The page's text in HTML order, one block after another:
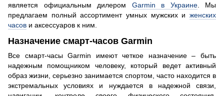
является официальным дилером Garmin в Украине. Мы
предлагаем полный ассортимент умных мужских и женских
часов и аксессуаров к ним.
Назначение смарт-часов Garmin
Все смарт-часы Garmin имеют четкое назначение – быть
надежным помощником человеку, который ведет активный
образ жизни, серьезно занимается спортом, часто находится в
экстремальных условиях и нуждается в надежной связи,